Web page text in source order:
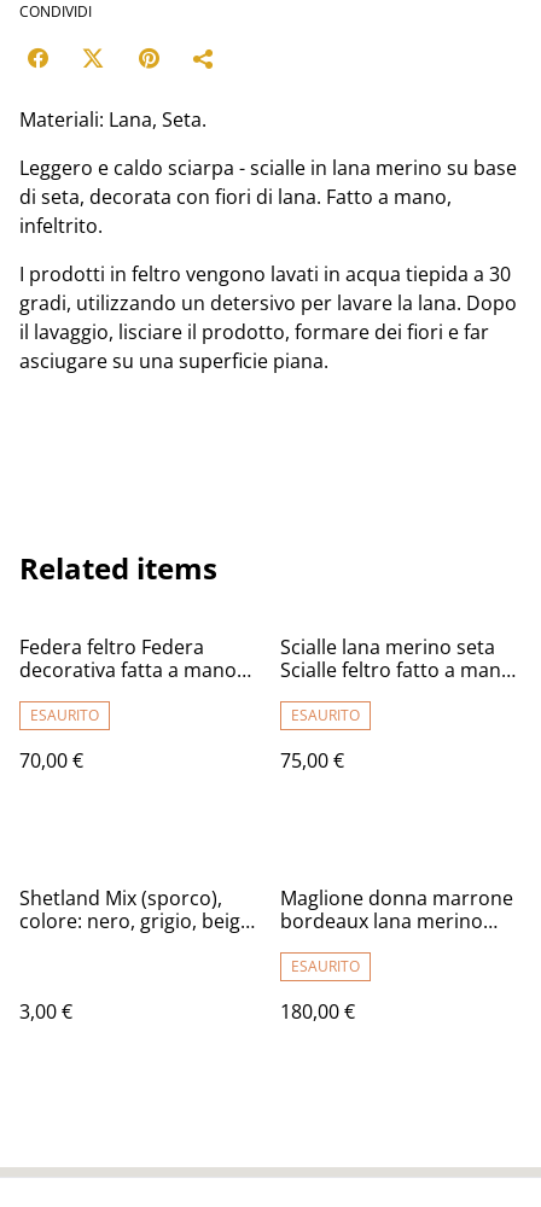
CONDIVIDI
Materiali: Lana, Seta.
Leggero e caldo sciarpa - scialle in lana merino su base
di seta, decorata con fiori di lana. Fatto a mano,
infeltrito.
I prodotti in feltro vengono lavati in acqua tiepida a 30
gradi, utilizzando un detersivo per lavare la lana. Dopo
il lavaggio, lisciare il prodotto, formare dei fiori e far
asciugare su una superficie piana.
Related items
Federa feltro Federa
decorativa fatta a mano
lana in stile ecologico
Regalo per la casa Federa
per cuscini decorativi
ESAURITO
70,00 €
Scialle lana merino seta
Scialle feltro fatto a mano
infeltrimento blu brown
donna Regalo unico per le
donne
ESAURITO
75,00 €
Shetland Mix (sporco),
colore: nero, grigio, beige
3,00 €
Maglione donna marrone
bordeaux lana merino
mano Infeltrimento regali
unici per le donne
maglione caldo morbido
ESAURITO
180,00 €